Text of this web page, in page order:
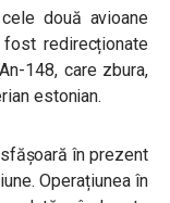
două avioane
redirecționate
148, care zbura,
estonian.
în prezent
Operațiunea în